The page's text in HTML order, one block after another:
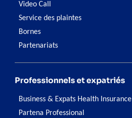
Video Call
Service des plaintes
Bornes
Partenariats
Professionnels et expatriés
Business & Expats Health Insurance
Partena Professional